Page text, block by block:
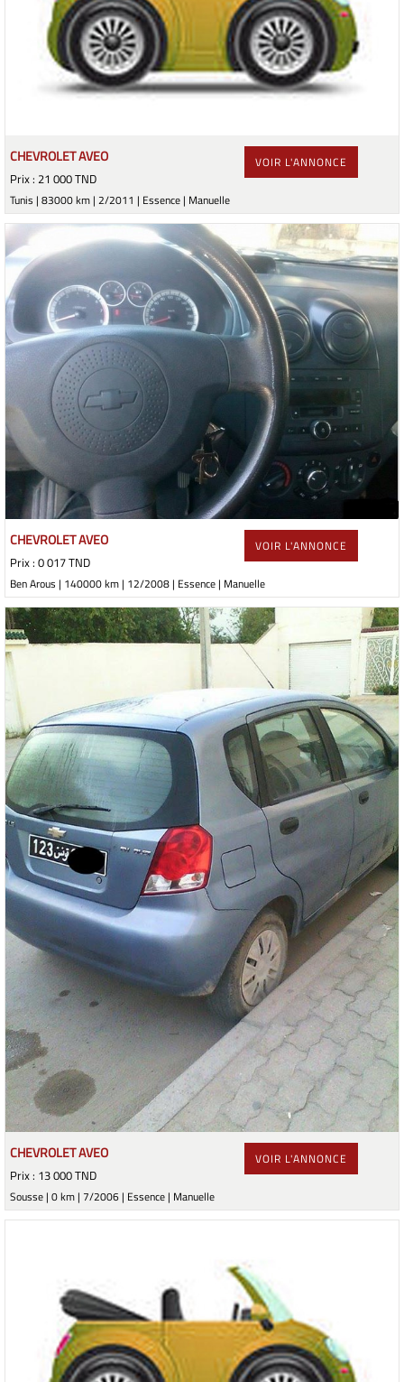
CHEVROLET AVEO
Prix : 21 000 TND
Tunis | 83000 km | 2/2011 | Essence | Manuelle
VOIR L'ANNONCE
CHEVROLET AVEO
Prix : 0 017 TND
Ben Arous | 140000 km | 12/2008 | Essence | Manuelle
VOIR L'ANNONCE
CHEVROLET AVEO
Prix : 13 000 TND
Sousse | 0 km | 7/2006 | Essence | Manuelle
VOIR L'ANNONCE